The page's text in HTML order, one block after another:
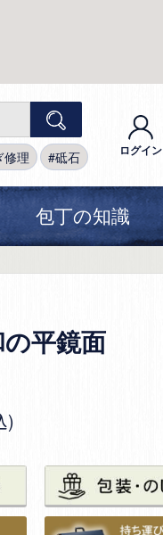
修理 砥石 ログイン
包丁の知識
平鏡面